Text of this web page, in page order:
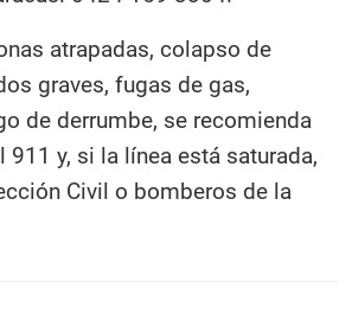
atrapadas, colapso de
graves, fugas de gas,
de derrumbe, se recomienda
911 y, si la línea está saturada,
Civil o bomberos de la